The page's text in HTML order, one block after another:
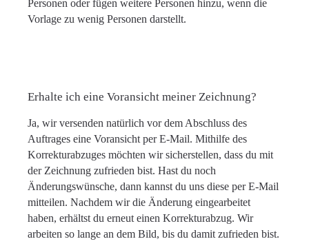
Personen oder fügen weitere Personen hinzu, wenn die
Vorlage zu wenig Personen darstellt.
Erhalte ich eine Voransicht meiner Zeichnung?
Ja, wir versenden natürlich vor dem Abschluss des
Auftrages eine Voransicht per E-Mail. Mithilfe des
Korrekturabzuges möchten wir sicherstellen, dass du mit
der Zeichnung zufrieden bist. Hast du noch
Änderungswünsche, dann kannst du uns diese per E-Mail
mitteilen. Nachdem wir die Änderung eingearbeitet
haben, erhältst du erneut einen Korrekturabzug. Wir
arbeiten so lange an dem Bild, bis du damit zufrieden bist.